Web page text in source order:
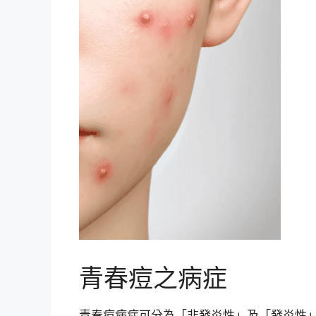
青春痘之病症